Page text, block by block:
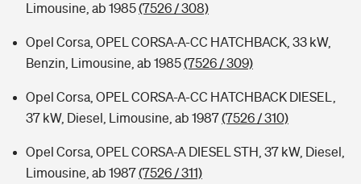
Limousine, ab 1985(7526 / 308)
Opel Corsa, OPEL CORSA-A-CC HATCHBACK, 33 kW,
Benzin, Limousine, ab 1985(7526 / 309)
Opel Corsa, OPEL CORSA-A-CC HATCHBACK DIESEL,
37 kW, Diesel, Limousine, ab 1987(7526 / 310)
Opel Corsa, OPEL CORSA-A DIESEL STH, 37 kW, Diesel,
Limousine, ab 1987(7526 / 311)